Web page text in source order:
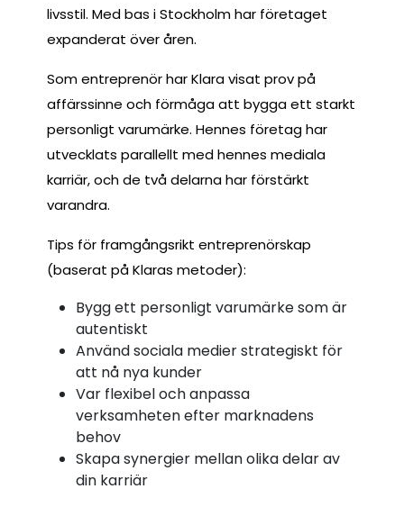
livsstil. Med bas i Stockholm har företaget
expanderat över åren.
Som entreprenör har Klara visat prov på
affärssinne och förmåga att bygga ett starkt
personligt varumärke. Hennes företag har
utvecklats parallellt med hennes mediala
karriär, och de två delarna har förstärkt
varandra.
Tips för framgångsrikt entreprenörskap
(baserat på Klaras metoder):
Bygg ett personligt varumärke som är
autentiskt
Använd sociala medier strategiskt för
att nå nya kunder
Var flexibel och anpassa
verksamheten efter marknadens
behov
Skapa synergier mellan olika delar av
din karriär